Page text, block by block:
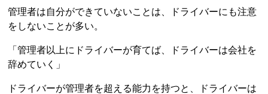
管理者は自分ができていないことは、ドライバーにも注意
をしないことが多い。
「管理者以上にドライバーが育てば、ドライバーは会社を
辞めていく」
ドライバーが管理者を超える能力を持つと、ドライバーは